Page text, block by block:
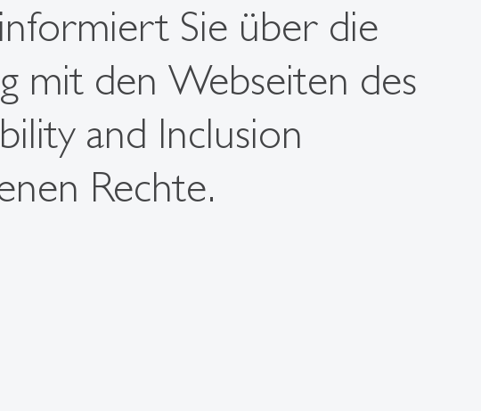
Sie über die
mit den Webseiten des
and Inclusion
Rechte.